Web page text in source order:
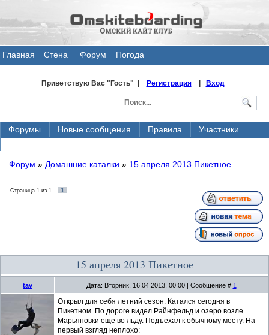
Главная
Стена
Форум Погода
Приветствую Вас"Гость" | Регистрация| Вход
Форумы Новые сообщения Правила
Участники
Форум » Домашние каталки » 15 апреля 2013 Пикетное
Страница 1 из 1 1
15 апреля 2013 Пикетное
tav Дата: Вторник, 16.04.2013, 00:00 | Сообщение # 1
Открыл для себя летний сезон. Катался сегодня в
Пикетном. По дороге видел Райнфельд и озеро возле
Марьяновки еще во льду. Подъехал к обычному месту. На
первый взгляд неплохо: